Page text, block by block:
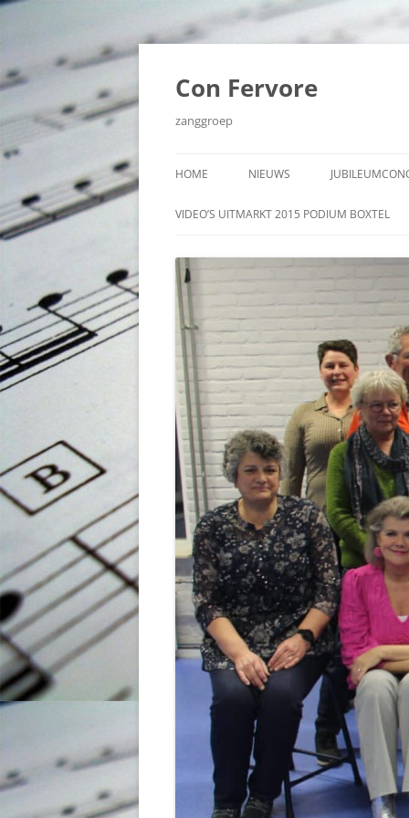
Ga
de
inhoud
Con Fervore
zanggroep
HOME NIEUWS
VIDEO’S
NOVEMBER
VIDEO’S UITMARKT 2015 PODIUM BOXTEL